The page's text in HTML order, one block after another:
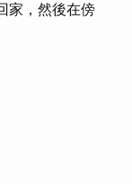
家，然後在傍